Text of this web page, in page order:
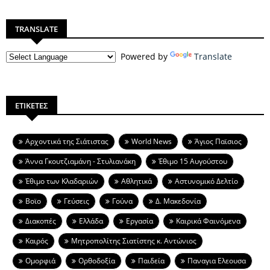
TRANSLATE
Powered by Translate
ΕΤΙΚΕΤΕΣ
Aρχοντικά της Σιάτιστας World News
Άγιος Παϊσιος
Άννα Γκουτζιαμάνη - Στυλιανάκη
Έθιμο 15 Αυγούστου
Έθιμο των Κλαδαριών
Αθλητικά
Αστυνομικό Δελτίο
Βοϊο
Γεύσεις Γούνα
Δ. Μακεδονία
Διακοπές
Ελλάδα Εργασία
Καιρικά Φαινόμενα
Καιρός
Μητροπολίτης Σιατίστης κ. Αντώνιος
Ομορφιά
Ορθοδοξία Παιδεία Παναγια Ελεουσα